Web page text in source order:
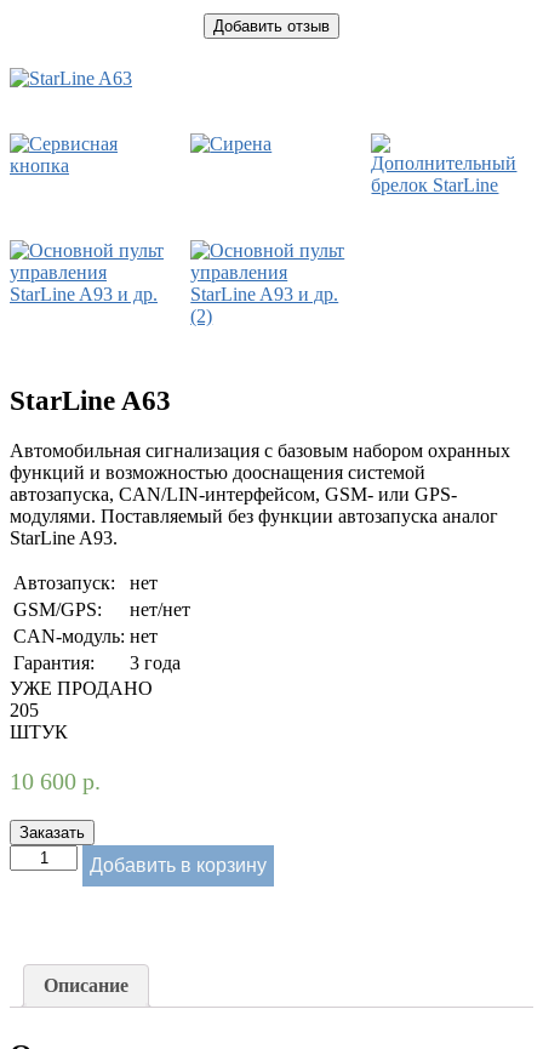
Добавить отзыв
StarLine A63
Автомобильная сигнализация с базовым набором охранных
функций и возможностью дооснащения системой
автозапуска, CAN/LIN-интерфейсом, GSM- или GPS-
модулями. Поставляемый без функции автозапуска аналог
StarLine A93.
Автозапуск:
нет
GSM/GPS:
нет/нет
CAN-модуль: нет
Гарантия:
3 года
УЖЕ ПРОДАНО
205
ШТУК
10 600 р.
Заказать
Добавить в корзину
Описание